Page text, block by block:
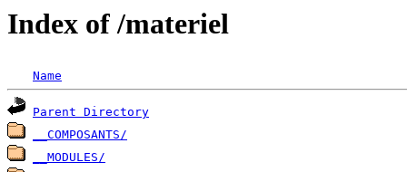
Index of /materiel
Name
Parent Directory
__COMPOSANTS/
__MODULES/